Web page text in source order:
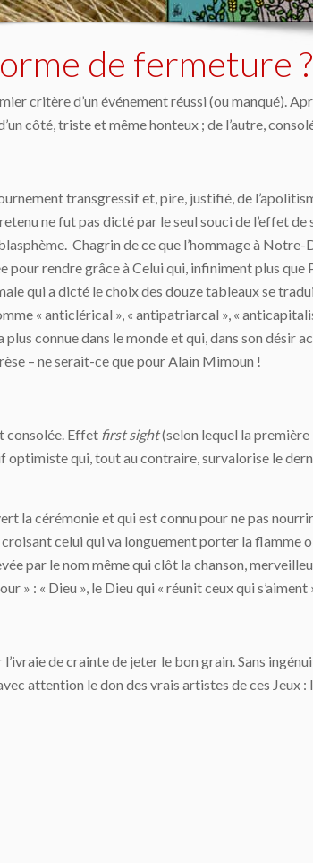
de fermeture ?
critère d’un événement réussi (ou manqué).
côté, triste et même honteux ; de l’autre,
transgressif et, pire, justifié, de
ne fut pas dicté par le seul souci de l’effet
Chagrin de ce que l’hommage à
rendre grâce à Celui qui, infiniment plus que
qui a dicté le choix des douze tableaux se
« anticlérical », « antipatriarcal », «
connue dans le monde et qui, dans son désir
– ne serait-ce que pour Alain Mimoun !
consolée. Effet first sight(selon lequel la première
qui, tout au contraire, survalorise le
la cérémonie et qui est connu pour ne pas
celui qui va longuement porter la flamme
par le nom même qui clôt la chanson,
» : « Dieu », le Dieu qui « réunit ceux qui s’aiment
l’ivraie de crainte de jeter le bon grain. Sans
attention le don des vrais artistes de ces Jeux :